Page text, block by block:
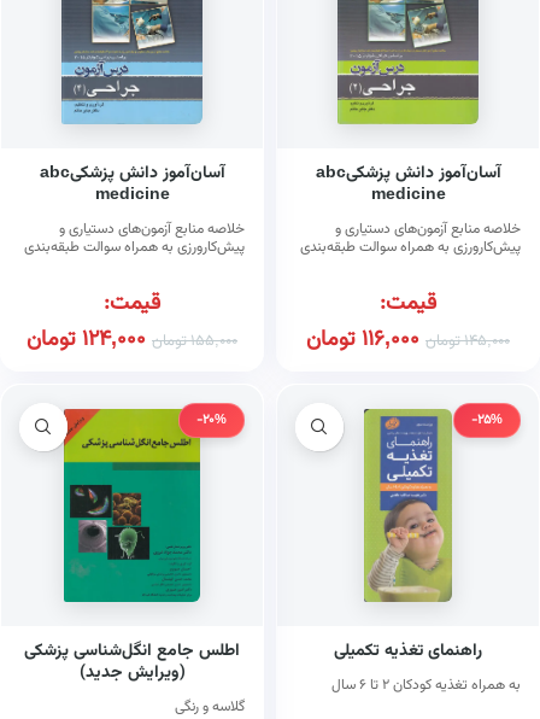
آسان‌آموز دانش پزشکیabc
medicine
خلاصه منابع آزمون‌های دستیاری و
پیش‌کارورزی به همراه سوالت طبقه‌بندی
قیمت:
145,000تومان 116,000تومان
آسان‌آموز دانش پزشکیabc
medicine
خلاصه منابع آزمون‌های دستیاری و
پیش‌کارورزی به همراه سوالت طبقه‌بندی
قیمت:
155,000تومان 124,000تومان
-25%
راهنمای تغذیه تکمیلی
به همراه تغذیه کودکان ۲ تا ۶ سال
-20%
اطلس جامع انگل‌شناسی پزشکی
(ویرایش جدید)
گلاسه و رنگی